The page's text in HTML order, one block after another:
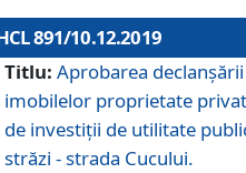
891/10.12.2019
Titlu: Aprobarea
imobilelor proprietate
de investiții de utilitate
străzi - strada Cucului.